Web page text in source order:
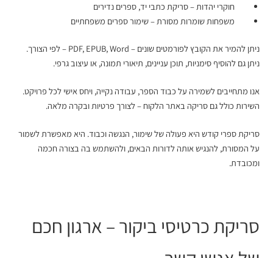
חוקרי יהדות – סריקת כתבי יד, ספרים נדירים
משפחות שומרות מסורת – שימור ספרים משפחתיים
ניתן להמיר את הקובץ לפורמטים שונים – PDF, EPUB, Word – לפי הצורך.
ניתן גם להוסיף סימניות, תוכן עניינים, תיאורי תמונה, או עיצוב גרפי.
אנו מתחייבים לשמירה על כבוד הספר, עבודה נקייה, ויחס אישי לכל פרויקט.
השירות כולל גם סריקה באתר הלקוח – לצורך פרטיות ובקרה מלאה.
סריקת ספרי קודש היא פעולה של שימור, הנגשה וכבוד. היא מאפשרת לשמור
על המסורת, להנגיש אותה לדורות הבאים, ולהשתמש בה בצורה חכמה
ומכובדת.
סריקת כרטיסי ביקור– ארגון חכם